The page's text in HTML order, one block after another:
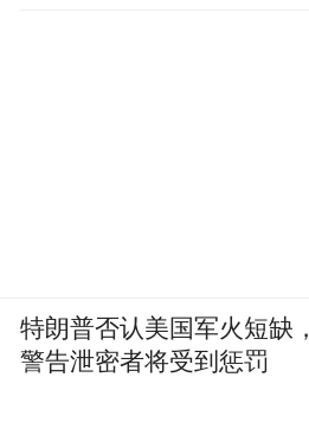
特朗普否认美国军火短缺，
警告泄密者将受到惩罚